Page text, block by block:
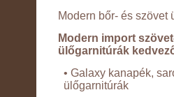
Modern bőr- és szövet
Modern import
ülőgarnitúrák
• Galaxy kanapék,
ülőgarnitúrák